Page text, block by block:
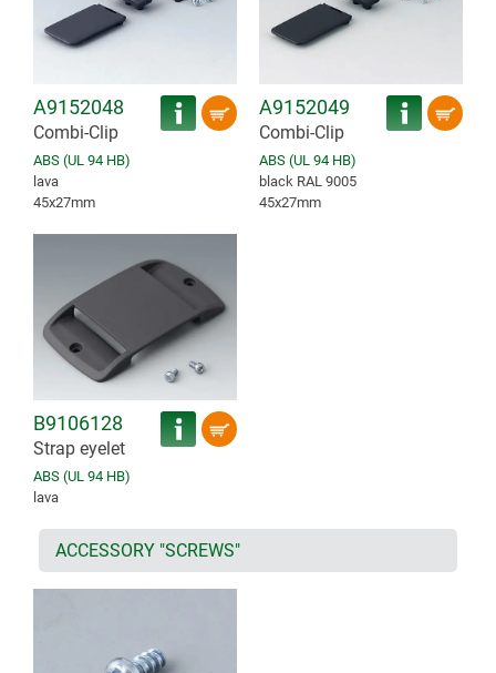
A9152048
Combi-Clip
ABS (UL 94 HB)
lava
45x27mm
A9152049
Combi-Clip
ABS (UL 94 HB)
black RAL 9005
45x27mm
B9106128
Strap eyelet
ABS (UL 94 HB)
lava
ACCESSORY "SCREWS"